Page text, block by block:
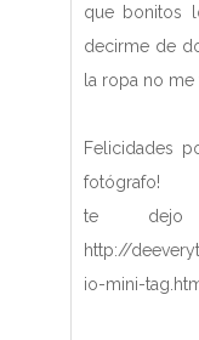
que bonitos
decirme de
la ropa no me
Felicidades
fotógrafo!
te
http://
io-mini-